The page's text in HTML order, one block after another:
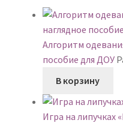
Алгоритм
пособие для ДОУ
В корзину
Игра на липучках